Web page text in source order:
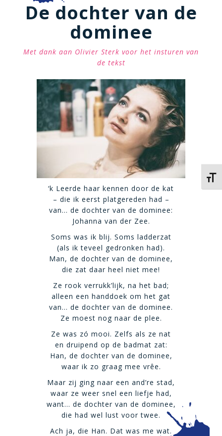
De dochter van de
dominee
Met dank aan Olivier Sterk voor het insturen van
de tekst
‘k Leerde haar kennen door de kat
– die ik eerst platgereden had –
van… de dochter van de dominee:
Johanna van der Zee.
Soms was ik blij. Soms ladderzat
(als ik teveel gedronken had).
Man, de dochter van de dominee,
die zat daar heel niet mee!
Ze rook verrukk’lijk, na het bad;
alleen een handdoek om het gat
van… de dochter van de dominee.
Ze moest nog naar de plee.
Ze was zó mooi. Zelfs als ze nat
en druipend op de badmat zat:
Han, de dochter van de dominee,
waar ik zo graag mee vrêe.
Maar zij ging naar een and’re stad,
waar ze weer snel een liefje had,
want… de dochter van de dominee,
die had wel lust voor twee.
Ach ja, die Han. Dat was me wat.